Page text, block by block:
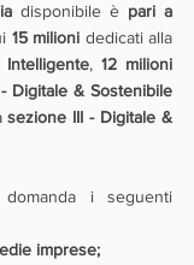
disponibile è pari a
15 milioni
, 12 milioni
Digitale & Sostenibile
sezione III - Digitale &
domanda i seguenti
imprese;